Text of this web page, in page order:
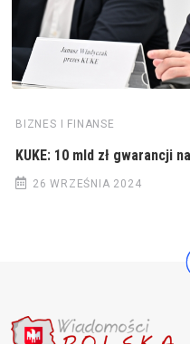
BIZNES I FINANSE
KUKE: 10 mld zł gwarancji
26 WRZEŚNIA 2024